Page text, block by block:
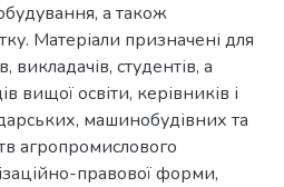
а також
Матеріали призначені для
викладачів, студентів, а
вищої освіти, керівників і
машинобудівних та
агропромислового
правової форми,